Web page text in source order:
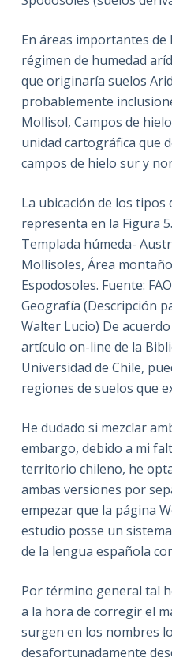
En áreas importantes
régimen de humedad
que originaría suelos
probablemente
Mollisol, Campos de
unidad cartográfica que
campos de hielo sur y
La ubicación de los tipos
representa en la Figura
Templada húmeda-
Mollisoles, Área
Espodosoles. Fuente:
Geografía (Descripción
Walter Lucio) De
artículo on-line de la
Universidad de Chile,
regiones de suelos que
He dudado si mezclar
embargo, debido a mi
territorio chileno, he
ambas versiones por
empezar que la página
estudio posse un
de la lengua española
Por término general tal
a la hora de corregir el
surgen en los nombres
desafortunadamente